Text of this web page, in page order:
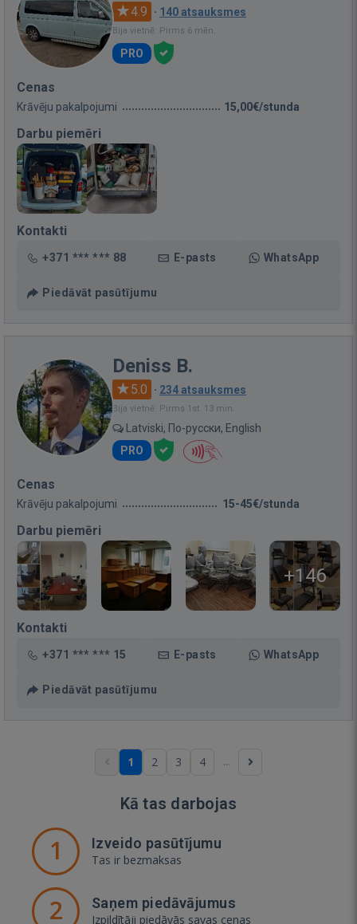
4.9 · 140 atsauksmes
Bija vietnē: Pirms 6 mēn.
PRO
Cenas
Krāvēju pakalpojumi 15,00€/stunda
Darbu piemēri
Kontakti
+371 *** *** 88 E-pasts WhatsApp
Piedāvāt pasūtījumu
Deniss B.
5.0 · 234 atsauksmes
Bija vietnē: Pirms 1st. 13 min.
Latviski, По-русски, English
PRO
Cenas
Krāvēju pakalpojumi 15-45€/stunda
Darbu piemēri
+146
Kontakti
+371 *** *** 15 E-pasts WhatsApp
Piedāvāt pasūtījumu
1 2 3 4 ...
Kā tas darbojas
1 Izveido pasūtījumu
Tas ir bezmaksas
2 Saņem piedāvājumus
Izpildītāji piedāvās savas cenas